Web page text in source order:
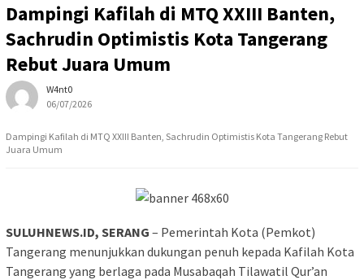
Dampingi Kafilah di MTQ XXIII Banten,
Sachrudin Optimistis Kota Tangerang
Rebut Juara Umum
W4nt0
06/07/2026
Dampingi Kafilah di MTQ XXIII Banten, Sachrudin Optimistis Kota Tangerang Rebut
Juara Umum
SULUHNEWS.ID, SERANG – Pemerintah Kota (Pemkot)
Tangerang menunjukkan dukungan penuh kepada Kafilah Kota
Tangerang yang berlaga pada Musabaqah Tilawatil Qur’an